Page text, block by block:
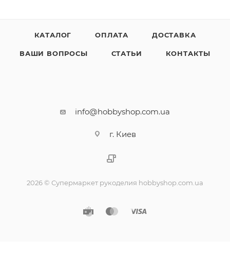
КАТАЛОГ ОПЛАТА ДОСТАВКА
ВАШИ ВОПРОСЫ СТАТЬИ КОНТАКТЫ
info@hobbyshop.com.ua
г. Киев
2026 © Супермаркет рукоделия hobbyshop.com.ua